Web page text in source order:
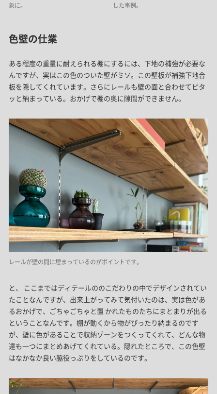
象に。
した事例。
色壁の仕業
ある程度の重量に耐えられる棚にするには、下地の補強が必要な
んですが、実はこの色のついた壁がミソ。この壁板が補強下地合
板を隠してくれています。さらにレールも壁の面と合わせてピタ
ッと納まっている。おかげで棚の奥に隙間ができません。
レールが壁の間に埋まっているのがポイントです。
と、 ここまではディテールののこだわりの中でデザインされてい
たことなんですが、出来上がってみて気付いたのは、実は色があ
るおかげで、ごちゃごちゃと置 かれたものたちにまとまりが出る
ということなんです。棚が動くから物がぴったり納まるのです
が、壁に色があることで収納ゾーンをつくってくれて、どんな物
達も一つにまとめあげてくれている。隠れたところで、この色壁
はなかなか良い脇役っぷりをしているのです。